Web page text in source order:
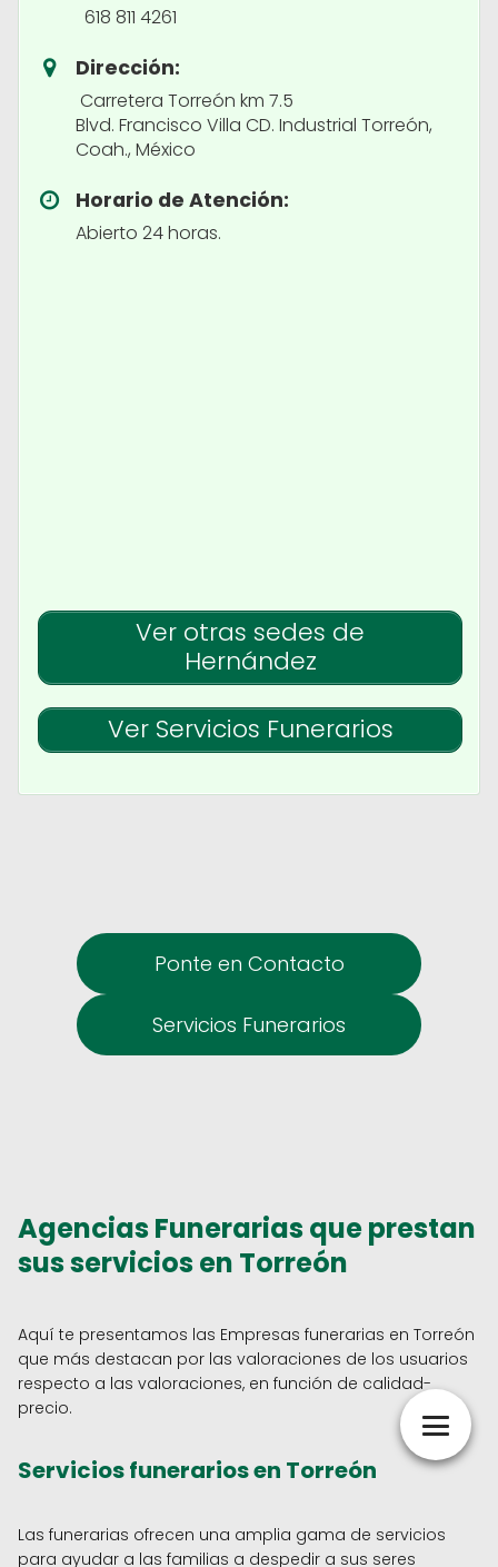
618 811 4261
Dirección:
Carretera Torreón km 7.5
Blvd. Francisco Villa CD. Industrial Torreón,
Coah., México
Horario de Atención:
Abierto 24 horas.
Ver otras sedes de
Hernández
Ver Servicios Funerarios
Ponte en Contacto
Servicios Funerarios
Agencias Funerarias que prestan
sus servicios en Torreón
Aquí te presentamos las Empresas funerarias en Torreón
que más destacan por las valoraciones de los usuarios
respecto a las valoraciones, en función de calidad-
precio.
Servicios funerarios en Torreón
Las funerarias ofrecen una amplia gama de servicios
para ayudar a las familias a despedir a sus seres